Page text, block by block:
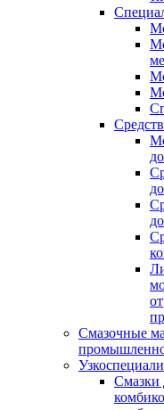
Смазочные
Смазки